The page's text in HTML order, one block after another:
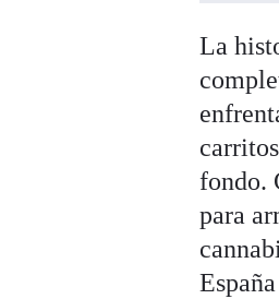
La
fondo.
para